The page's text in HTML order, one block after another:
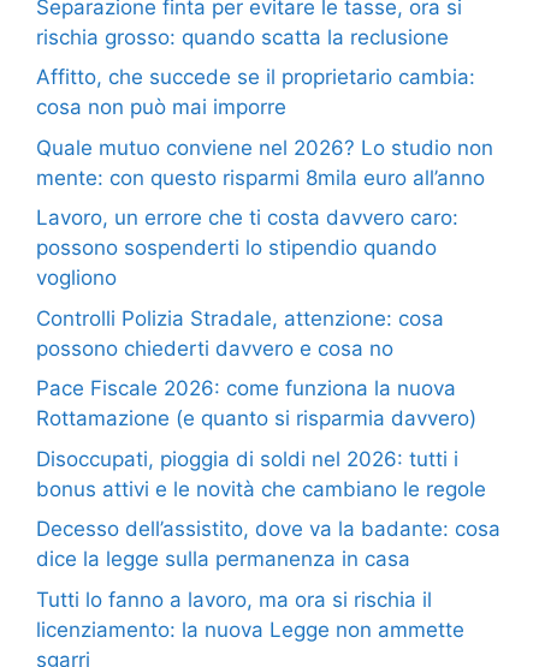
Separazione finta per evitare le tasse, ora si
rischia grosso: quando scatta la reclusione
Affitto, che succede se il proprietario cambia:
cosa non può mai imporre
Quale mutuo conviene nel 2026? Lo studio non
mente: con questo risparmi 8mila euro all’anno
Lavoro, un errore che ti costa davvero caro:
possono sospenderti lo stipendio quando
vogliono
Controlli Polizia Stradale, attenzione: cosa
possono chiederti davvero e cosa no
Pace Fiscale 2026: come funziona la nuova
Rottamazione (e quanto si risparmia davvero)
Disoccupati, pioggia di soldi nel 2026: tutti i
bonus attivi e le novità che cambiano le regole
Decesso dell’assistito, dove va la badante: cosa
dice la legge sulla permanenza in casa
Tutti lo fanno a lavoro, ma ora si rischia il
licenziamento: la nuova Legge non ammette
sgarri